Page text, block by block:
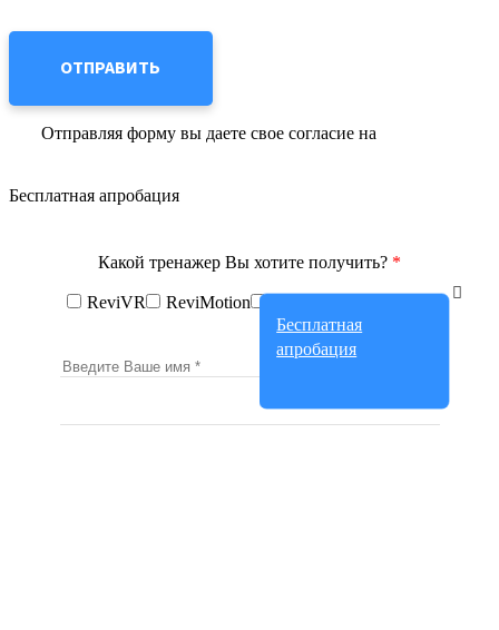
Отправляя форму вы даете свое согласие на
Бесплатная апробация
Какой тренажер Вы хотите получить? *
ReviVR ReviMotion
Бесплатная
апробация